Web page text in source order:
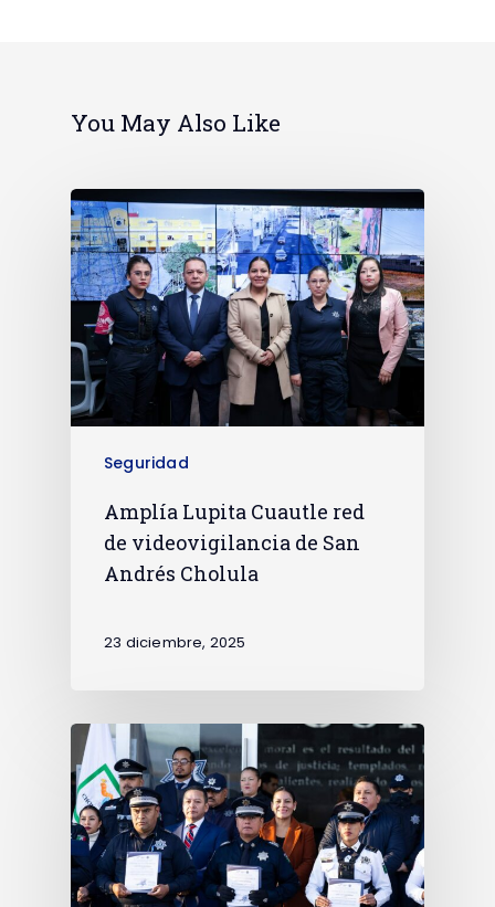
You May Also Like
Seguridad
Amplía Lupita Cuautle red
de videovigilancia de San
Andrés Cholula
23 diciembre, 2025